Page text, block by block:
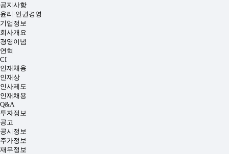
공지사항
윤리·인권경영
기업정보
회사개요
경영이념
연혁
CI
인재채용
인재상
인사제도
인재채용
Q&A
투자정보
공고
공시정보
주가정보
재무정보